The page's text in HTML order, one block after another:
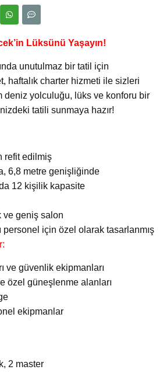
Lüksünü Yaşayın!
unutulmaz bir tatil için
, haftalık charter hizmeti ile sizleri
deniz yolculuğu, lüks ve konforu bir
tatili sunmaya hazır!
refit edilmiş
6,8 metre genişliğinde
12 kişilik kapasite
ve geniş salon
personel için özel olarak tasarlanmış
ve güvenlik ekipmanları
özel güneşlenme alanları
ekipmanlar
2 master